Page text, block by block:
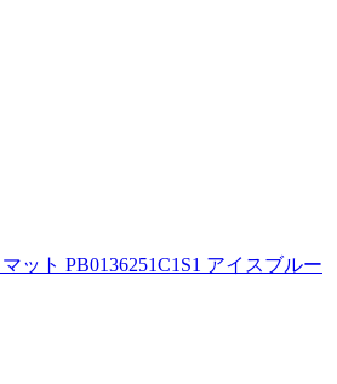
ット PB0136251C1S1 アイスブルー